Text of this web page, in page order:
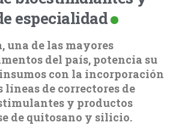
especialidad
una de las mayores
del país, potencia su
con la incorporación
de correctores de
y productos
de quitosano y silicio.